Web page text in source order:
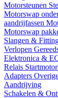
Motorsteunen
Motorswap
aandrijfassen
Motorswap
Slangen &
Verlopen
Elektronica &
Relais
Adapters
Aandrijving
Schakelen &